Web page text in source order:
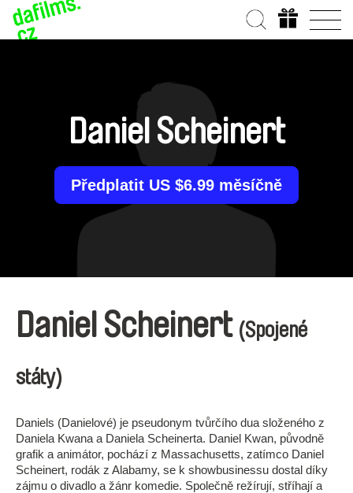
Daniel Scheinert
Předplatit US $6.99 měsíčně
Daniel Scheinert (Spojené
státy)
Daniels (Danielové) je pseudonym tvůrčího dua složeného z
Daniela Kwana a Daniela Scheinerta. Daniel Kwan, původně
grafik a animátor, pochází z Massachusetts, zatímco Daniel
Scheinert, rodák z Alabamy, se k showbusinessu dostal díky
zájmu o divadlo a žánr komedie. Společně režírují, stříhají a